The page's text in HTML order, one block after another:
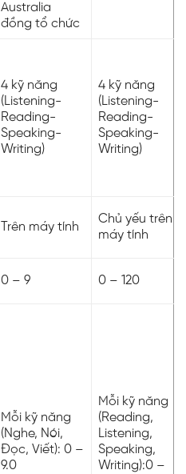
Australia
đồng tổ chức
4 kỹ năng
(Listening-
Reading-
Speaking-
Writing)
4 kỹ năng
(Listening-
Reading-
Speaking-
Writing)
Trên máy tính
Chủ yếu trên
máy tính
0 – 9 0 – 120
Mỗi kỹ năng
(Nghe, Nói,
Đọc, Viết): 0 –
9.0
Mỗi kỹ năng
(Reading,
Listening,
Speaking,
Writing):0 –